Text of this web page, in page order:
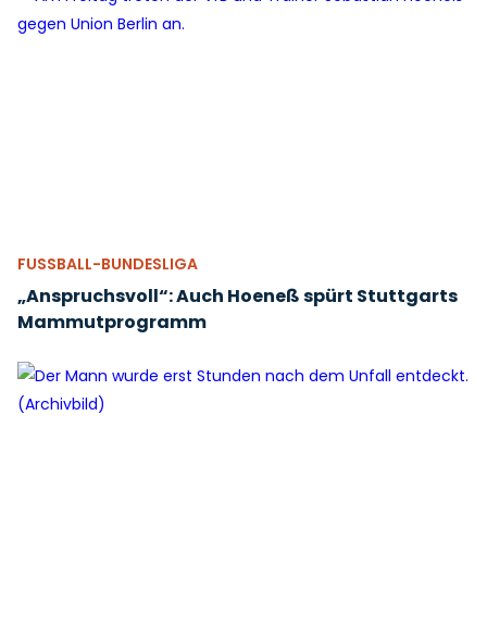
FUSSBALL-BUNDESLIGA
„Anspruchsvoll“: Auch Hoeneß spürt Stuttgarts
Mammutprogramm